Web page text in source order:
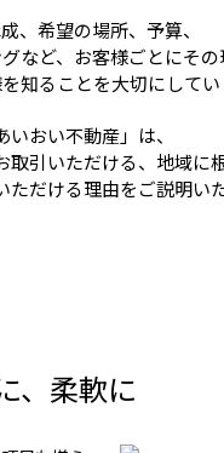
、希望の場所、予算、
など、お客様ごとにその
知ることを大切にしてい
おい不動産」は、
引いただける、地域に
だける理由をご説明い
、柔軟に